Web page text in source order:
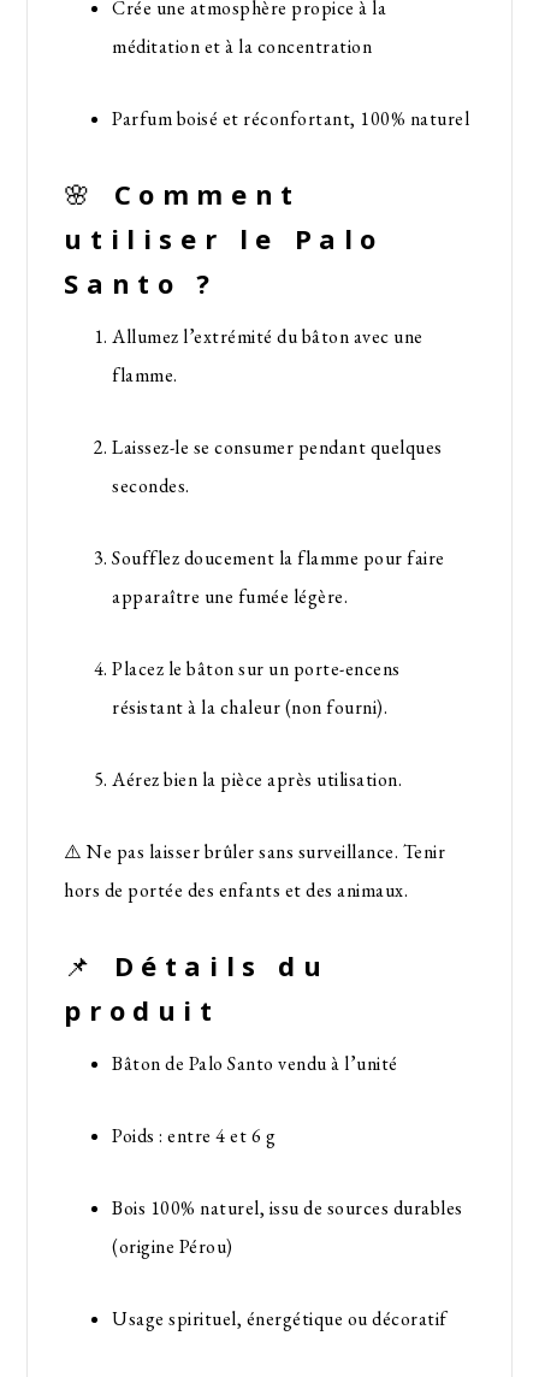
Crée une atmosphère propice à la
méditation et à la concentration
Parfum boisé et réconfortant, 100% naturel
🌸 Comment
utiliser le Palo
Santo ?
Allumez l’extrémité du bâton avec une
flamme.
Laissez-le se consumer pendant quelques
secondes.
Soufflez doucement la flamme pour faire
apparaître une fumée légère.
Placez le bâton sur un porte-encens
résistant à la chaleur (non fourni).
Aérez bien la pièce après utilisation.
⚠️ Ne pas laisser brûler sans surveillance. Tenir
hors de portée des enfants et des animaux.
📌 Détails du
produit
Bâton de Palo Santo vendu à l’unité
Poids : entre 4 et 6 g
Bois 100% naturel, issu de sources durables
(origine Pérou)
Usage spirituel, énergétique ou décoratif